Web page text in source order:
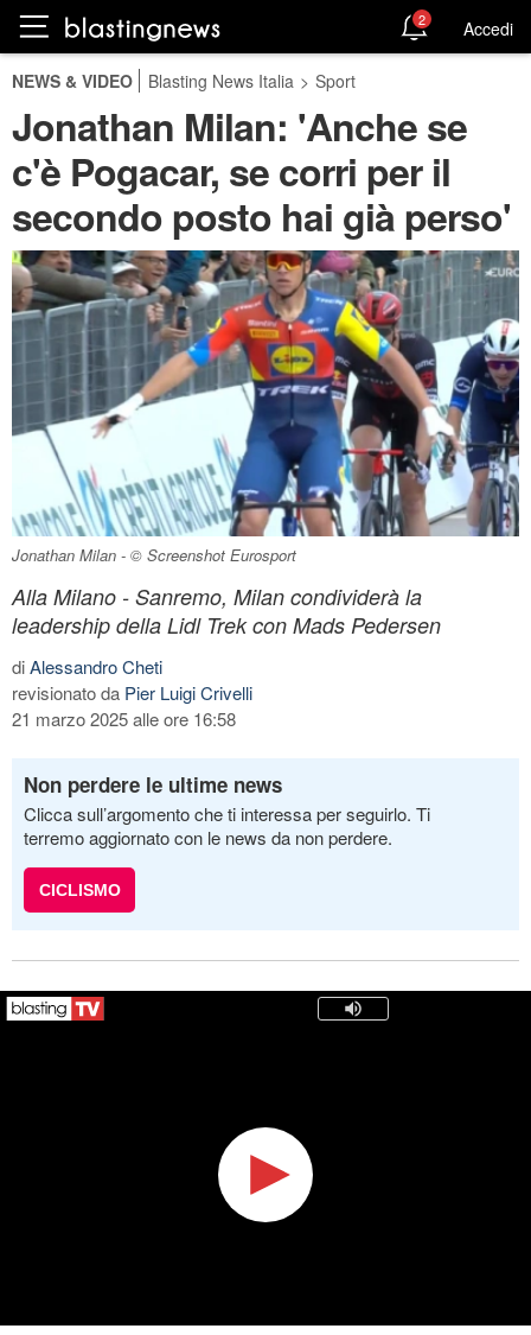
2 Accedi
NEWS & VIDEO Blasting News Italia > Sport
Jonathan Milan: 'Anche se
c'è Pogacar, se corri per il
secondo posto hai già perso'
Jonathan Milan - © Screenshot Eurosport
Alla Milano - Sanremo, Milan condividerà la
leadership della Lidl Trek con Mads Pedersen
diAlessandro Cheti
revisionato da Pier Luigi Crivelli
21 marzo 2025 alle ore 16:58
Non perdere le ultime news
Clicca sull’argomento che ti interessa per seguirlo. Ti
terremo aggiornato con le news da non perdere.
CICLISMO